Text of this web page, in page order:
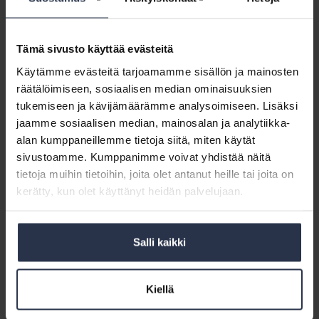
Tämä sivusto käyttää evästeitä
Käytämme evästeitä tarjoamamme sisällön ja mainosten
räätälöimiseen, sosiaalisen median ominaisuuksien
tukemiseen ja kävijämäärämme analysoimiseen. Lisäksi
jaamme sosiaalisen median, mainosalan ja analytiikka-
alan kumppaneillemme tietoja siitä, miten käytät
sivustoamme. Kumppanimme voivat yhdistää näitä
tietoja muihin tietoihin, joita olet antanut heille tai joita on
kerätty, kun olet käyttänyt heidän palvelujaan.
Salli kaikki
Kiellä
aikana.
Sähköisen lukitusjärjestelmän tietoja saa toimittaa vain rikosten
ennaltaehkäisemiseen ja selvittämiseen, käytännössä poliisille tai
tulliviranomaiselle. Esimerkiksi taloyhtiön hallitus ei saa katsella
kulkutietoja halutessaan selvittää pyykkituvan väärinkäyttöä.
Miten hyvin hallinnoitu taloyhtiö hoitaa lukitusturvallisuuden? Entä
vaikuttaako sähköinen lukitusjärjestelmä vakuutuksiin?
Webinaarissa Aika vaihtaa lukot? Asiaa lukitusturvallisuudesta on
myös case-esimerkki huolimattomasta avainhallinnasta. Löydät
Pyydä oikeudet jäsenmateriaaleihin (jäsenyritysten
henkilökunnalle):toimisto@isannointiliitto.fi